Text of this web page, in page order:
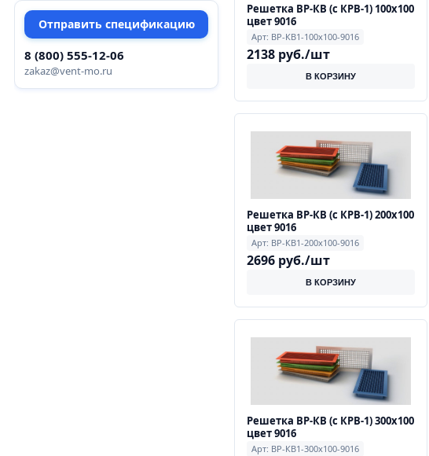
Отправить спецификацию
8 (800) 555-12-06
zakaz@vent-mo.ru
Решетка ВР-КВ (с КРВ-1) 100х100
цвет 9016
Арт: ВР-КВ1-100х100-9016
2138 руб./шт
В КОРЗИНУ
Решетка ВР-КВ (с КРВ-1) 200х100
цвет 9016
Арт: ВР-КВ1-200х100-9016
2696 руб./шт
В КОРЗИНУ
Решетка ВР-КВ (с КРВ-1) 300х100
цвет 9016
Арт: ВР-КВ1-300х100-9016